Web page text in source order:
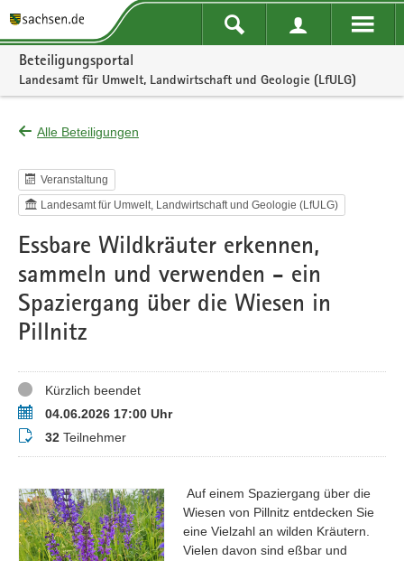
Portalnavigation
Beteiligungsportal
Landesamt für Umwelt, Landwirtschaft und Geologie (LfULG)
Alle Beteiligungen
Veranstaltung
Landesamt für Umwelt, Landwirtschaft und Geologie (LfULG)
Essbare Wildkräuter erkennen,
sammeln und verwenden - ein
Spaziergang über die Wiesen in
Pillnitz
StatusKürzlich beendet
Termin04.06.2026 17:00 Uhr
Teilnehmer
32 Teilnehmer
Auf einem Spaziergang über die
Wiesen von Pillnitz entdecken Sie
eine Vielzahl an wilden Kräutern.
Vielen davon sind eßbar und